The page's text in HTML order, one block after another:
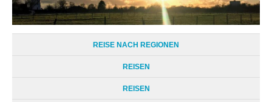
REISE NACH REGIONEN
REISEN
REISEN